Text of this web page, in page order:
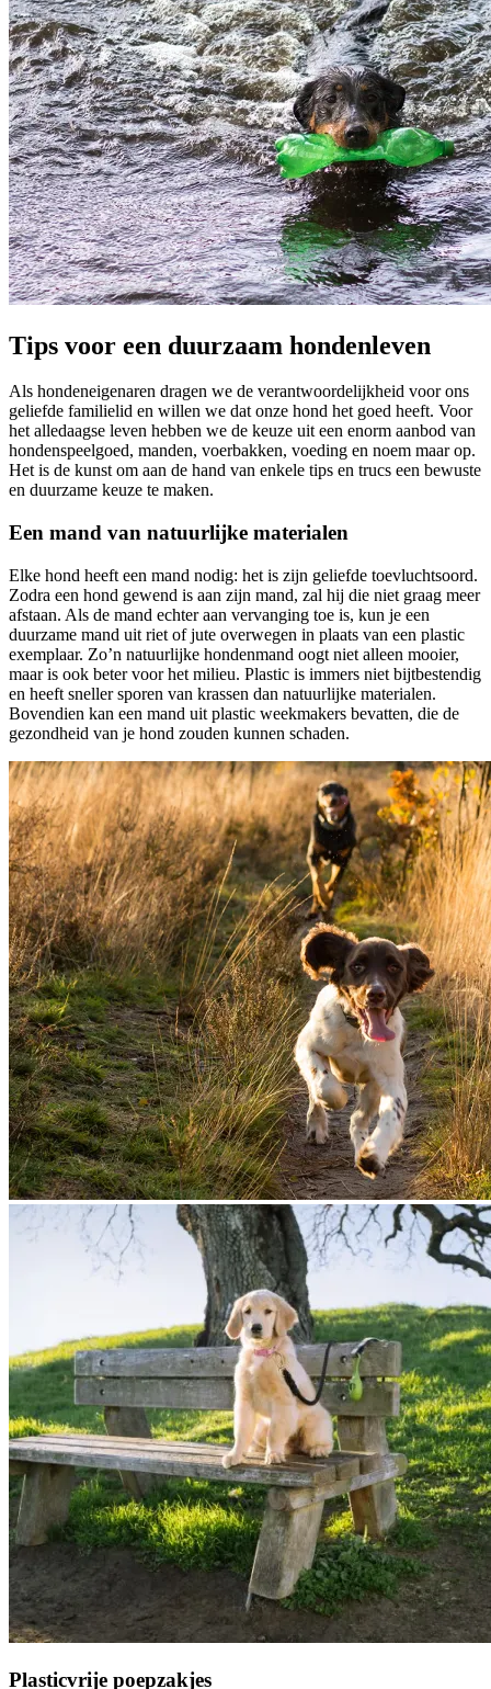
Tips voor een duurzaam hondenleven
Als hondeneigenaren dragen we de verantwoordelijkheid voor ons
geliefde familielid en willen we dat onze hond het goed heeft. Voor
het alledaagse leven hebben we de keuze uit een enorm aanbod van
hondenspeelgoed, manden, voerbakken, voeding en noem maar op.
Het is de kunst om aan de hand van enkele tips en trucs een bewuste
en duurzame keuze te maken.
Een mand van natuurlijke materialen
Elke hond heeft een mand nodig: het is zijn geliefde toevluchtsoord.
Zodra een hond gewend is aan zijn mand, zal hij die niet graag meer
afstaan. Als de mand echter aan vervanging toe is, kun je een
duurzame mand uit riet of jute overwegen in plaats van een plastic
exemplaar. Zo’n natuurlijke hondenmand oogt niet alleen mooier,
maar is ook beter voor het milieu. Plastic is immers niet bijtbestendig
en heeft sneller sporen van krassen dan natuurlijke materialen.
Bovendien kan een mand uit plastic weekmakers bevatten, die de
gezondheid van je hond zouden kunnen schaden.
Plasticvrije poepzakjes